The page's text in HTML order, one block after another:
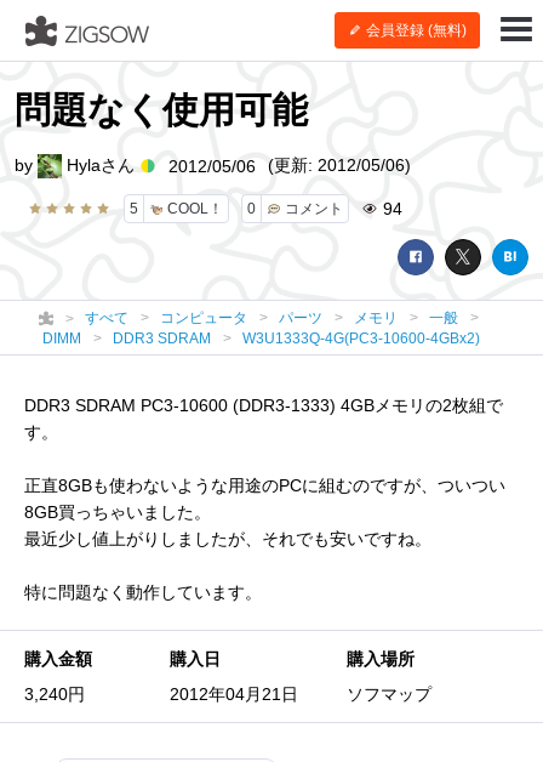
会員登録 (無料)
問題なく使用可能
5 COOL！ 0 コメント 94
by Hylaさん 2012/05/06 (更新: 2012/05/06)
すべて コンピュータ パーツ メモリ
一般
DIMM
DDR3 SDRAM W3U1333Q-4G(PC3-10600-4GBx2)
DDR3 SDRAM PC3-10600 (DDR3-1333) 4GBメモリの2枚組で
す。
正直8GBも使わないような用途のPCに組むのですが、ついつい
8GB買っちゃいました。
最近少し値上がりしましたが、それでも安いですね。
特に問題なく動作しています。
購入金額
3,240円
購入日
2012年04月21日
購入場所
ソフマップ